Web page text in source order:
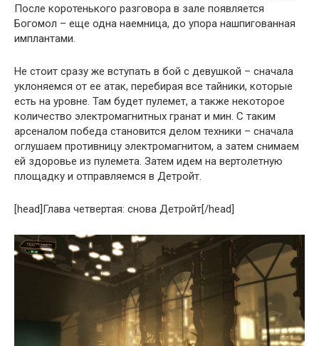
После коротенького разговора в зале появляется
Богомол – еще одна наемница, до упора нашпигованная
имплантами.
Не стоит сразу же вступать в бой с девушкой – сначала
уклоняемся от ее атак, перебирая все тайники, которые
есть на уровне. Там будет пулемет, а также некоторое
количество электромагнитных гранат и мин. С таким
арсеналом победа становится делом техники – сначала
оглушаем противницу электромагнитом, а затем снимаем
ей здоровье из пулемета. Затем идем на вертолетную
площадку и отправляемся в Детройт.
[head]Глава четвертая: снова Детройт[/head]